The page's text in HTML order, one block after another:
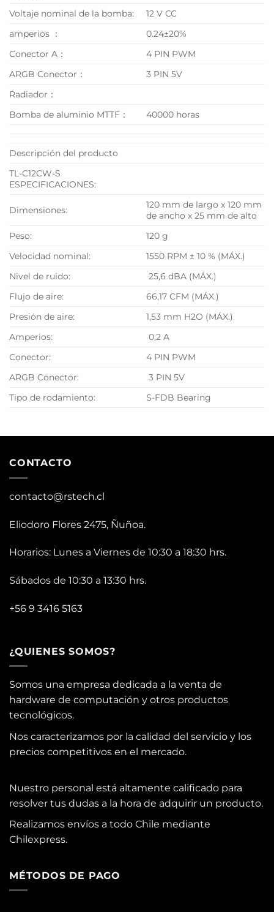
Voltaje nominal de la bomba:
12 V CC
amperios ：
0.24±20%
Conector A：
4 PIN PWM
ARGB Conector：
3 PIN 5V
Radiador：
Bomba de aluminio MTTF：
40000 horas
Descripción del producto
TL-C12CW-S
ESPECIFICACIONES:
Dimensiones:
120 mm de largo x 120 mm
de ancho x 25 mm de alto
Peso:
120 g
Velocidad nominal:
1550 RPM ± 10 % (MÁX.)
Nivel de ruido:
25,6 dBA (MÁX.)
Flujo de aire:
66,17 CFM (MÁX.)
Presión de aire:
1,53 mm H2O (MÁX.)
Amperios:
0,2 A
Conector:
4 PIN PWM
ARGB Conector:
3 PIN 5V
Tipo de rodamiento:
S-FDB Bearing
CONTACTO
contacto@rstech.cl
Eliodoro Flores 2475, Ñuñoa.
Horarios: Lunes a Viernes de 10:30 a 18:30 hrs.
Sábados de 10:30 a 13:30 hrs.
+56 9 3416 5163
¿QUIENES SOMOS?
Somos una empresa dedicada a la venta de
hardware de computación y otros productos
tecnológicos.
Nos caracterizamos por la calidad del servicio y los
precios competitivos en el mercado.
Nuestro personal está altamente calificado para
resolver tus dudas a la hora de adquirir un producto.
Realizamos envíos a todo Chile mediante
Chilexpress.
MÉTODOS DE PAGO